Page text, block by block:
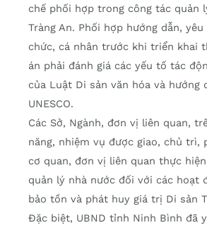
chế phối hợp trong công tác quản
Tràng An. Phối hợp hướng dẫn,
chức, cá nhân trước khi triển khai
án phải đánh giá các yếu tố tác
của Luật Di sản văn hóa và hướng
UNESCO.
Các Sở, Ngành, đơn vị liên quan,
năng, nhiệm vụ được giao, chủ trì,
cơ quan, đơn vị liên quan thực
quản lý nhà nước đối với các hoạt
bảo tồn và phát huy giá trị Di sản
Đặc biệt, UBND tỉnh Ninh Bình đã